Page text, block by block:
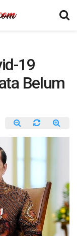
19
Belum